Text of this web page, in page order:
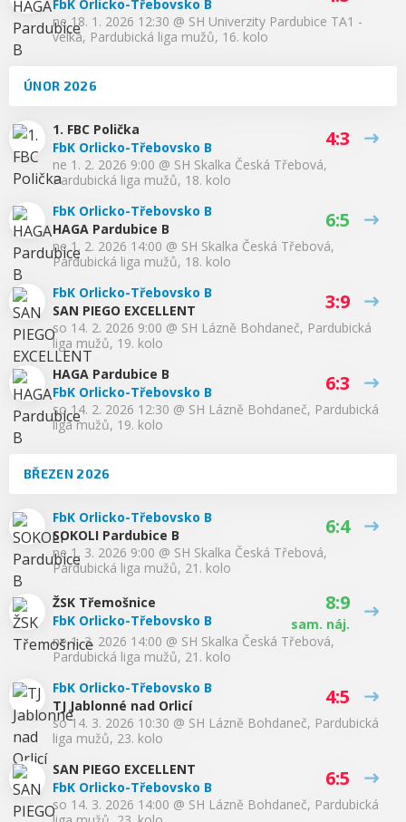
FbK Orlicko-Třebovsko B
ne 18. 1. 2026 12:30 @ SH Univerzity Pardubice TA1 -
velká, Pardubická liga mužů, 16. kolo
ÚNOR 2026
1. FBC Polička
FbK Orlicko-Třebovsko B
4:3
ne 1. 2. 2026 9:00 @ SH Skalka Česká Třebová,
Pardubická liga mužů, 18. kolo
FbK Orlicko-Třebovsko B
HAGA Pardubice B
6:5
ne 1. 2. 2026 14:00 @ SH Skalka Česká Třebová,
Pardubická liga mužů, 18. kolo
FbK Orlicko-Třebovsko B
SAN PIEGO EXCELLENT
3:9
so 14. 2. 2026 9:00 @ SH Lázně Bohdaneč, Pardubická
liga mužů, 19. kolo
HAGA Pardubice B
FbK Orlicko-Třebovsko B
6:3
so 14. 2. 2026 12:30 @ SH Lázně Bohdaneč, Pardubická
liga mužů, 19. kolo
BŘEZEN 2026
FbK Orlicko-Třebovsko B
SOKOLI Pardubice B
6:4
ne 1. 3. 2026 9:00 @ SH Skalka Česká Třebová,
Pardubická liga mužů, 21. kolo
ŽSK Třemošnice
FbK Orlicko-Třebovsko B
8:9
sam. náj.
ne 1. 3. 2026 14:00 @ SH Skalka Česká Třebová,
Pardubická liga mužů, 21. kolo
FbK Orlicko-Třebovsko B
TJ Jablonné nad Orlicí
4:5
so 14. 3. 2026 10:30 @ SH Lázně Bohdaneč, Pardubická
liga mužů, 23. kolo
SAN PIEGO EXCELLENT
FbK Orlicko-Třebovsko B
6:5
so 14. 3. 2026 14:00 @ SH Lázně Bohdaneč, Pardubická